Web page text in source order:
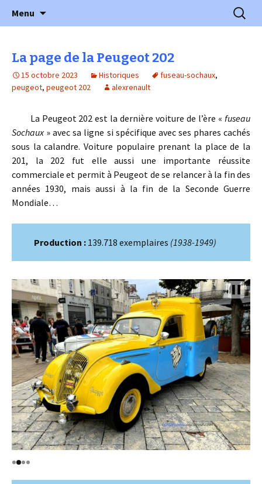
l'Automobile Ancienne
l'automobile ancienne : articles, historiques
…
Menu
La page de la Peugeot 202
15 octobre 2023 Historiques fuseau-sochaux,
peugeot, peugeot 202 alexrenault
La Peugeot 202 est la dernière voiture de l’ère « fuseau
Sochaux» avec sa ligne si spécifique avec ses phares cachés
sous la calandre. Voiture populaire prenant la place de la
201, la 202 fut elle aussi une importante réussite
commerciale et permit à Peugeot de se relancer à la fin des
années 1930, mais aussi à la fin de la Seconde Guerre
Mondiale…
Production : 139.718 exemplaires (1938-1949)